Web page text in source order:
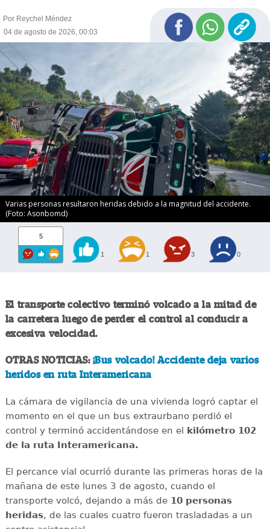
Por Reychel Méndez
04 de agosto de 2026, 00:03
Varias personas resultaron heridas debido a la magnitud del accidente.
(Foto: Asonbomd)
5
1 1 3 0
El transporte colectivo terminó volcado a la mitad de
la carretera luego de perder el control al conducir a
excesiva velocidad.
OTRAS NOTICIAS: ¡Bus volcado! Accidente deja varios
heridos en ruta Interamericana
La cámara de vigilancia de una vivienda logró captar el
momento en el que un bus extraurbano perdió el
control y terminó accidentándose en el kilómetro 102
de la ruta Interamericana.
El percance vial ocurrió durante las primeras horas de la
mañana de este lunes 3 de agosto, cuando el
transporte volcó, dejando a más de 10 personas
heridas, de las cuales cuatro fueron trasladadas a un